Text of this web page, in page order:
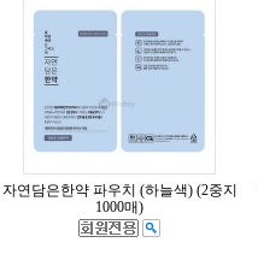
자연담은한약 파우치 (하늘색) (2중지
1000매)